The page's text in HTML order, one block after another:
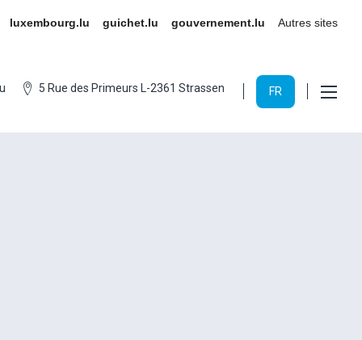
luxembourg.lu guichet.lu gouvernement.lu Autres sites
5 Rue des Primeurs L-2361 Strassen FR